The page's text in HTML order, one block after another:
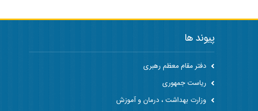
پیوند ها
دفتر مقام معظم رهبری
ریاست جمهوری
وزارت بهداشت ، درمان و آموزش